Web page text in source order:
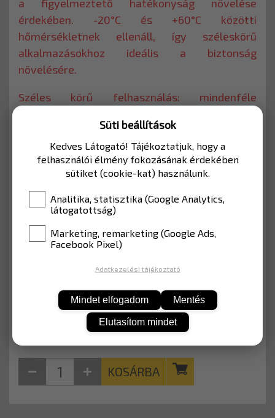
a figyelmeztető hatékonyság növelése
érdekében. -20°C és +60°C közötti
hőmérsékletnek ellenáll, így széleskörű
alkalmazásokhoz ideális a biztonság
növelésére.
Széles körű felhasználás: mindenféle
bevásárlóközpontok, kórházak, iskolák, kikötők
stb.) és állandó telepítésekhez (nyilvános
területeken).
Szerelés: 3 db / Speciális peremes triphone
csavar és dűbel (10x100 mm)
80x1000 mm
Nettó: 9 555 Ft
KOSÁRBA
Süti beállítások
Kedves Látogató! Tájékoztatjuk, hogy a
felhasználói élmény fokozásának érdekében
sütiket (cookie-kat) használunk.
Analitika, statisztika (Google Analytics,
látogatottság)
Marketing, remarketing (Google Ads,
Facebook Pixel)
Adatkezelési tájékoztató
Mindet elfogadom Mentés
Elutasítom mindet